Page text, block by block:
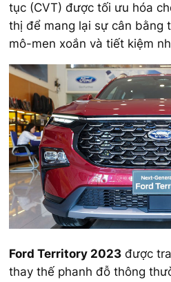
tục (CVT) được tối ưu hóa
thị để mang lại sự cân bằng
mô-men xoắn và tiết kiệm
Ford Territory 2023 được
thay thế phanh đỗ thông